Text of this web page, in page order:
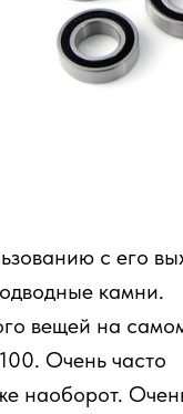
с его
камни.
вещей на
Очень часто
наоборот.